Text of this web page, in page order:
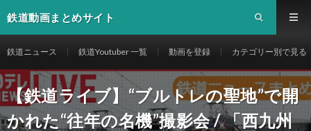
鉄道動画まとめサイト
鉄道ニュース 鉄道Youtuber 一覧 動画を登録 カテゴリー別で見る
【鉄道ライブ】“ブルトレの聖地”で開
かれた“往年の名機”撮影会 / 「西九州